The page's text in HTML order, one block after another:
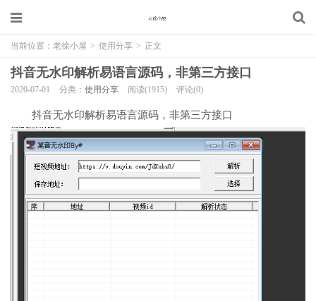
当前位置： 老徐小屋 > 使用分享 > 正文
抖音无水印解析易语言源码，非第三方接口
2020-07-01 分类： 使用分享 阅读(1915) 评论(0)
抖音无水印解析易语言源码，非第三方接口